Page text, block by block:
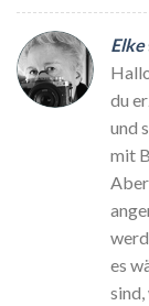
Elke
du
und
mit
es